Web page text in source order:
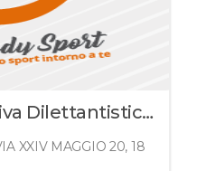
Dilettantistica
XXIV MAGGIO 20, 18